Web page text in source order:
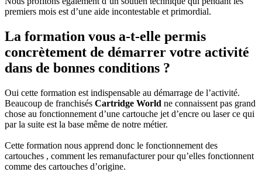
premiers mois est d’une aide incontestable et primordial.
La formation vous a-t-elle permis
concrètement de démarrer votre activité
dans de bonnes conditions ?
Oui cette formation est indispensable au démarrage de l’activité.
Beaucoup de franchisés Cartridge World ne connaissent pas grand
chose au fonctionnement d’une cartouche jet d’encre ou laser ce qui
par la suite est la base même de notre métier.
Cette formation nous apprend donc le fonctionnement des
cartouches , comment les remanufacturer pour qu’elles fonctionnent
comme des cartouches d’origine.